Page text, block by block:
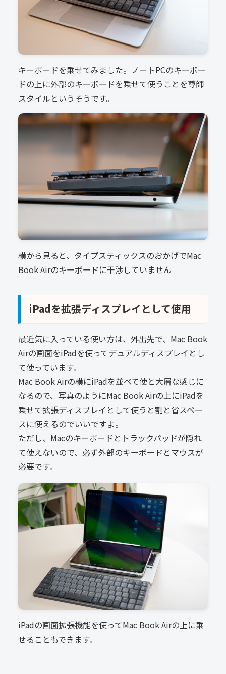
キーボードを乗せてみました。ノートPCのキーボー
ドの上に外部のキーボードを乗せて使うことを尊師
スタイルというそうです。
横から見ると、タイプスティックスのおかげでMac
Book Airのキーボードに干渉していません
iPadを拡張ディスプレイとして使用
最近気に入っている使い方は、外出先で、Mac Book
Airの画面をiPadを使ってデュアルディスプレイとし
て使っています。
Mac Book Airの横にiPadを並べて使と大層な感じに
なるので、写真のようにMac Book Airの上にiPadを
乗せて拡張ディスプレイとして使うと割と省スペー
スに使えるのでいいですよ。
ただし、Macのキーボードとトラックパッドが隠れ
て使えないので、必ず外部のキーボードとマウスが
必要です。
iPadの画面拡張機能を使ってMac Book Airの上に乗
せることもできます。